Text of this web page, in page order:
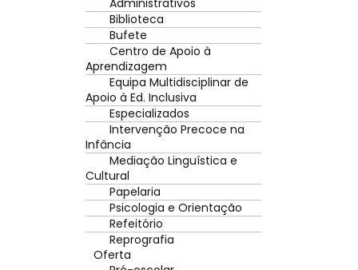
Administrativos
Biblioteca
Bufete
Centro de Apoio à
Aprendizagem
Equipa Multidisciplinar de
Apoio à Ed. Inclusiva
Especializados
Intervenção Precoce na
Infância
Mediação Linguística e
Cultural
Papelaria
Psicologia e Orientação
Refeitório
Reprografia
Oferta